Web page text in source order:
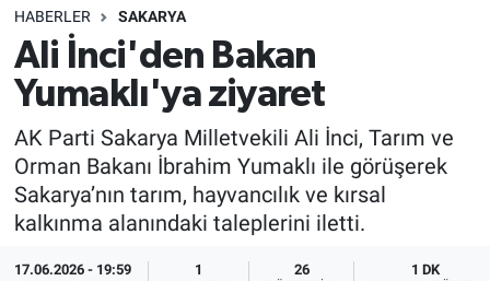
HABERLER SAKARYA
Ali İnci'den Bakan
Yumaklı'ya ziyaret
AK Parti Sakarya Milletvekili Ali İnci, Tarım ve
Orman Bakanı İbrahim Yumaklı ile görüşerek
Sakarya’nın tarım, hayvancılık ve kırsal
kalkınma alanındaki taleplerini iletti.
17.06.2026 - 19:59 1 26 1 DK